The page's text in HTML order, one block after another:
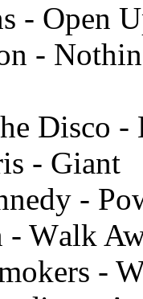
- Oреn
-
Disсо -
- Giаnt
-
- Wаlk
-